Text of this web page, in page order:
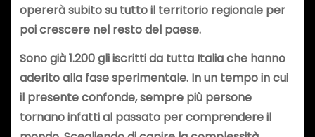
opererà subito su tutto il territorio regionale per
poi crescere nel resto del paese.
Sono già 1.200 gli iscritti da tutta Italia che hanno
aderito alla fase sperimentale. In un tempo in cui
il presente confonde, sempre più persone
tornano infatti al passato per comprendere il